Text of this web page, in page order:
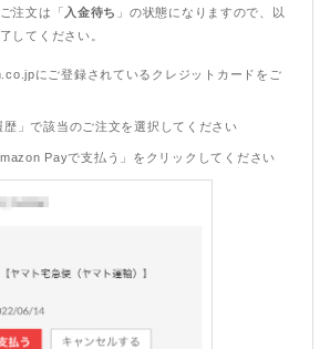
注文は「 入金待ち 」の状態になりますので、以
してください。
にご登録されているクレジットカードをご
」で該当のご注文を選択してください
Payで支払う」をクリックしてください